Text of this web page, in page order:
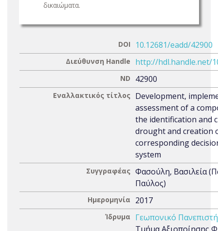
δικαιώματα.
DOI 10.12681/eadd/42900
Διεύθυνση Handle http://hdl.handle.net/
ND 42900
Εναλλακτικός τίτλος Development,
assessment of a
the identification and
drought and creation
corresponding
system
Συγγραφέας Φασούλη, Βασιλεία
Παύλος)
Ημερομηνία 2017
Ίδρυμα
Γεωπονικό